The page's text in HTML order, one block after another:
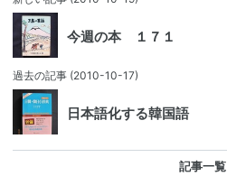
今週の本 １７１
過去の記事 (2010-10-17)
日本語化する韓国語
記事一覧